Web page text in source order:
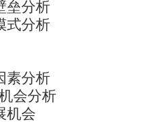
垒分析
式分析
素分析
会分析
机会